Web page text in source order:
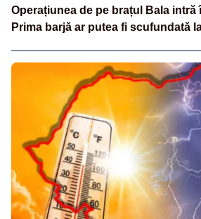
Operațiunea de pe brațul Bala intră
Prima barjă ar putea fi scufundată